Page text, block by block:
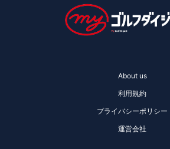
About us
利用規約
プライバシーポリシー
運営会社